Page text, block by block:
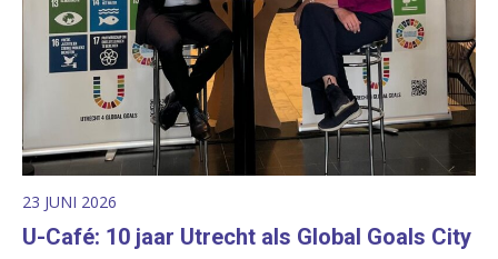
23 JUNI 2026
U-Café: 10 jaar Utrecht als Global Goals City